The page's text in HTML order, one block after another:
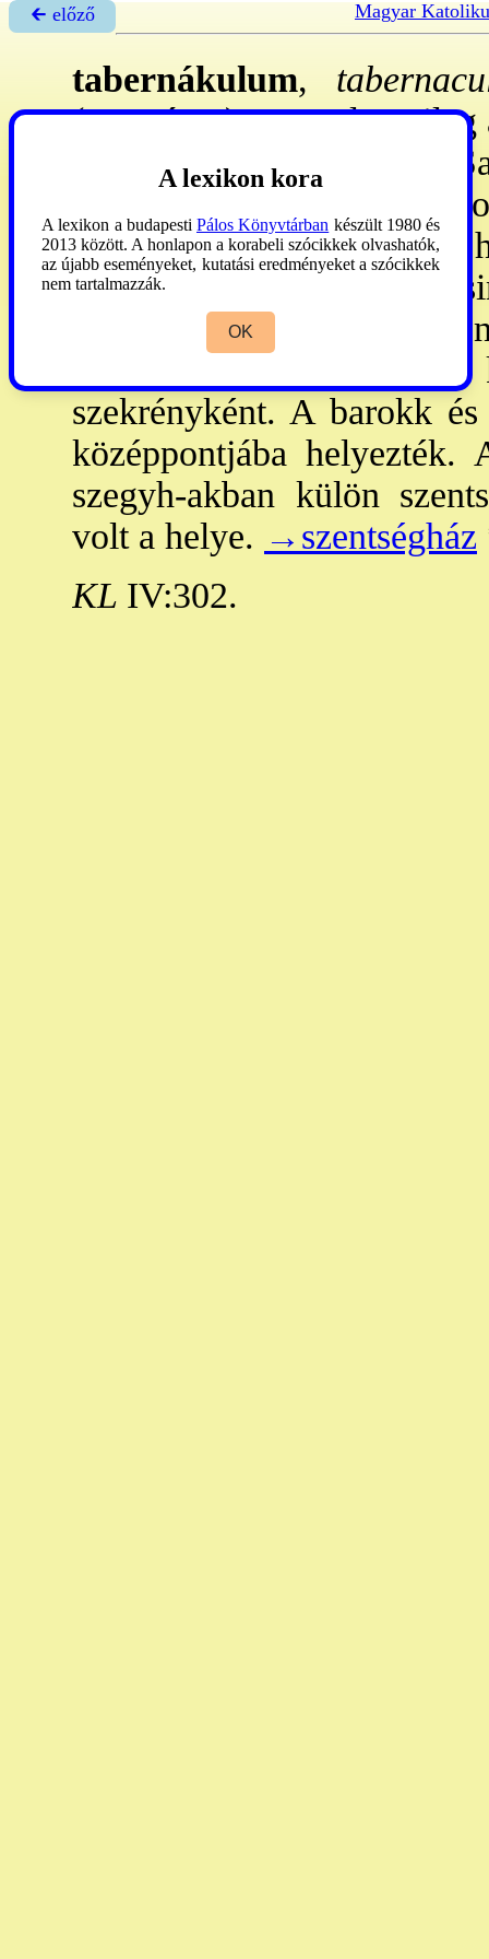
🡰 előző Magyar
tabernákulum,
(gör.'sátor'):1.
a Szentírásban
(Vg) a
a
Oltáriszentség
Használata a 4. lateráni
gótikus tp-okban a ~ a
torony formájú
szekrényként. A barokk
középpontjába
szegyh-akban külön
volt a helye. →szentségház
KL IV:302.
A lexikon kora
A lexikon a budapesti Pálos Könyvtárban készült 1980 és
2013 között. A honlapon a korabeli szócikkek olvashatók,
az újabb eseményeket, kutatási eredményeket a szócikkek
nem tartalmazzák.
OK